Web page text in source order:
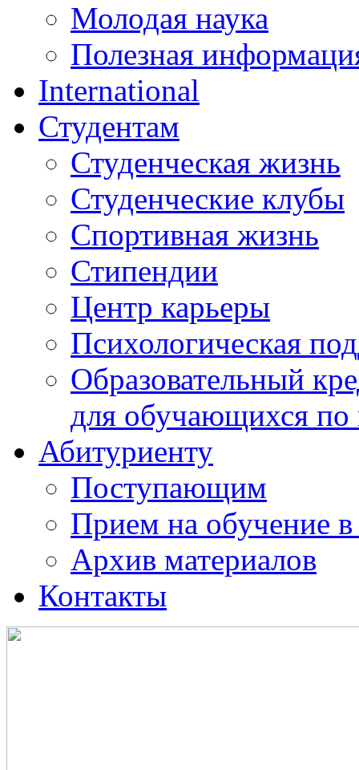
Молодая наука
Полезная
International
Студентам
Студенческая жизнь
Студенческие клубы
Спортивная жизнь
Стипендии
Центр карьеры
Психологическая
Образовательный
для обучающихся
Абитуриенту
Поступающим
Прием на обучение в
Архив материалов
Контакты